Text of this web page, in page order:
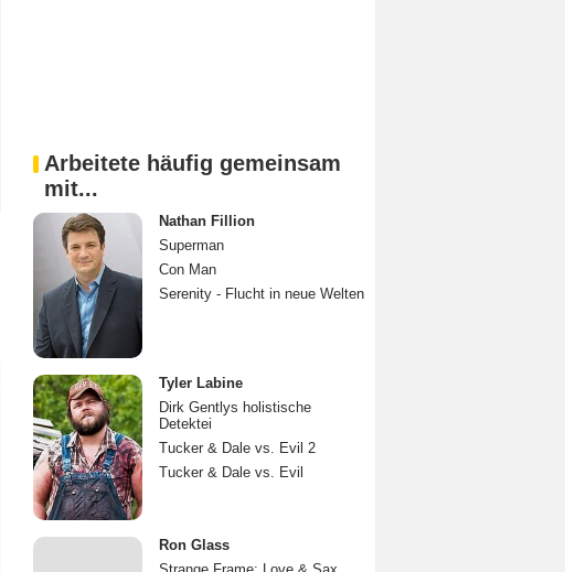
Arbeitete häufig gemeinsam
mit...
Nathan Fillion
Superman
Con Man
Serenity - Flucht in neue Welten
Tyler Labine
Dirk Gentlys holistische
Detektei
Tucker & Dale vs. Evil 2
Tucker & Dale vs. Evil
Ron Glass